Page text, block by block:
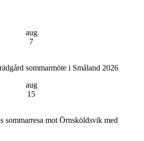
aug
7
sommarmöte i Småland 2026
aug
15
sommarresa mot Örnsköldsvik med